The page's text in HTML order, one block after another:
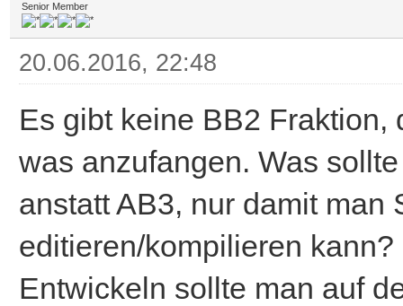
Senior Member
20.06.2016, 22:48
Es gibt keine BB2
was anzufangen. Was
anstatt AB3, nur damit man
editieren/kompilieren
Entwickeln sollte man auf